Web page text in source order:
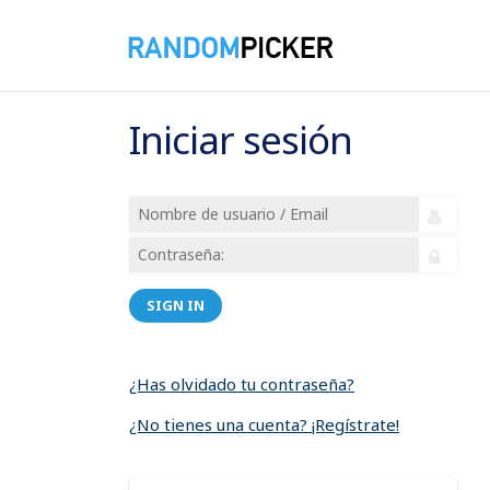
Iniciar sesión
SIGN IN
¿Has olvidado tu contraseña?
¿No tienes una cuenta? ¡Regístrate!